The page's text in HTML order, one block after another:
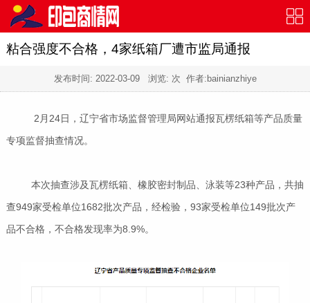
粘合强度不合格，4家纸箱厂遭市监局通报
发布时间: 2022-03-09浏览: 次 作者:bainianzhiye
2月24日，辽宁省市场监督管理局网站通报瓦楞纸箱等产品质量
专项监督抽查情况。
本次抽查涉及瓦楞纸箱、橡胶密封制品、泳装等23种产品，共抽
查949家受检单位1682批次产品，经检验，93家受检单位149批次产
品不合格，不合格发现率为8.9%。